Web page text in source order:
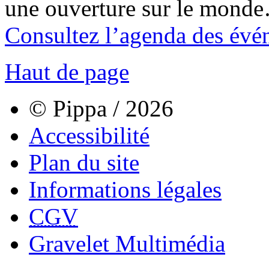
une ouverture sur le
Consultez l’agenda des
Haut de page
© Pippa / 2026
Accessibilité
Plan du site
Informations légales
CGV
Gravelet Multimédia